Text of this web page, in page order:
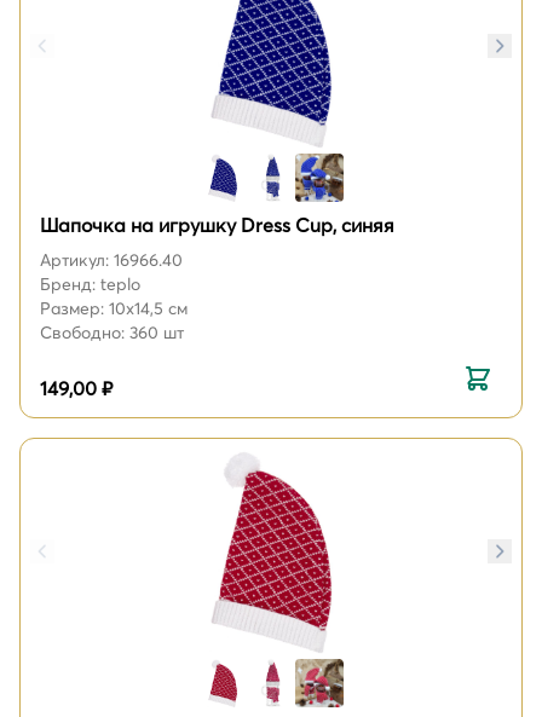
Шапочка на игрушку Dress Cup, синяя
Артикул: 16966.40
Бренд: teplo
Размер: 10х14,5 см
Свободно: 360 шт
149,00 ₽